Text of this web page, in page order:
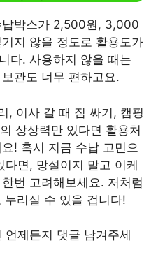
납박스가 2,500원, 3,000
지 않을 정도로 활용도가
다. 사용하지 않을 때는
관도 너무 편하고요.
, 이사 갈 때 짐 싸기, 캠핑
상상력만 있다면 활용처
! 혹시 지금 수납 고민으
다면, 망설이지 말고 이케
번 고려해보세요. 저처럼
누리실 수 있을 겁니다!
제든지 댓글 남겨주세